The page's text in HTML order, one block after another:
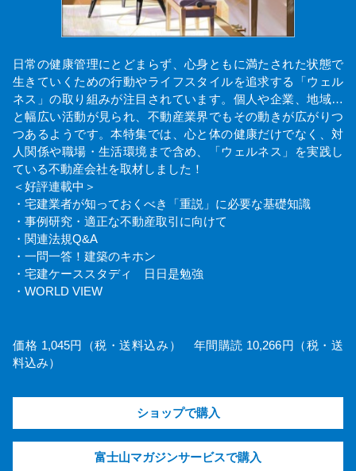
日常の健康管理にとどまらず、心身ともに満たされた状態で
生きていくための行動やライフスタイルを追求する「ウェル
ネス」の取り組みが注目されています。個人や企業、地域…
と幅広い活動が見られ、不動産業界でもその動きが広がりつ
つあるようです。本特集では、心と体の健康だけでなく、対
人関係や職場・生活環境まで含め、「ウェルネス」を実践し
ている不動産会社を取材しました！
＜好評連載中＞
・宅建業者が知っておくべき「重説」に必要な基礎知識
・事例研究・適正な不動産取引に向けて
・関連法規Q&A
・一問一答！建築のキホン
・宅建ケーススタディ 日日是勉強
・WORLD VIEW
価格 1,045円（税・送料込み） 年間購読 10,266円（税・送
料込み）
ショップで購入
富士山マガジンサービスで購入